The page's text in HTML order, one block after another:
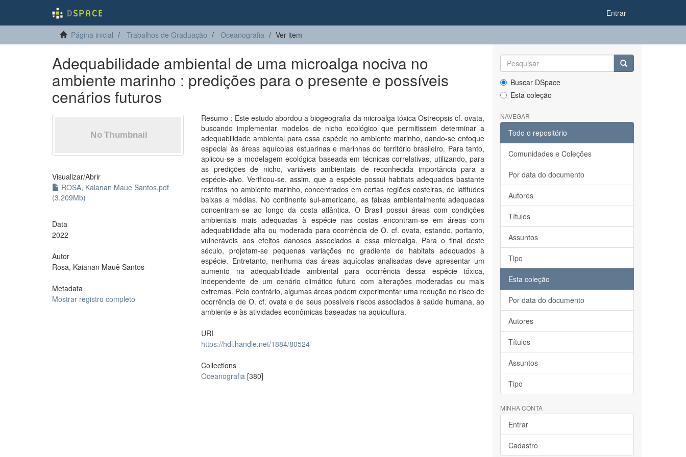
Entrar
Página inicial Trabalhos de Graduação Oceanografia Ver item
Adequabilidade ambiental de uma microalga nociva no
ambiente marinho : predições para o presente e possíveis
cenários futuros
Visualizar/Abrir
ROSA, Kaianan Maue Santos.pdf
(3.209Mb)
Data
2022
Autor
Rosa, Kaianan Mauê Santos
Metadata
Mostrar registro completo
Resumo : Este estudo abordou a biogeografia da microalga tóxica Ostreopsis cf. ovata,
buscando implementar modelos de nicho ecológico que permitissem determinar a
adequabilidade ambiental para essa espécie no ambiente marinho, dando-se enfoque
especial às áreas aquícolas estuarinas e marinhas do território brasileiro. Para tanto,
aplicou-se a modelagem ecológica baseada em técnicas correlativas, utilizando, para
as predições de nicho, variáveis ambientais de reconhecida importância para a
espécie-alvo. Verificou-se, assim, que a espécie possui habitats adequados bastante
restritos no ambiente marinho, concentrados em certas regiões costeiras, de latitudes
baixas a médias. No continente sul-americano, as faixas ambientalmente adequadas
concentram-se ao longo da costa atlântica. O Brasil possui áreas com condições
ambientais mais adequadas à espécie nas costas encontram-se em áreas com
adequabilidade alta ou moderada para ocorrência de O. cf. ovata, estando, portanto,
vulneráveis aos efeitos danosos associados a essa microalga. Para o final deste
século, projetam-se pequenas variações no gradiente de habitats adequados à
espécie. Entretanto, nenhuma das áreas aquícolas analisadas deve apresentar um
aumento na adequabilidade ambiental para ocorrência dessa espécie tóxica,
independente de um cenário climático futuro com alterações moderadas ou mais
extremas. Pelo contrário, algumas áreas podem experimentar uma redução no risco de
ocorrência de O. cf. ovata e de seus possíveis riscos associados à saúde humana, ao
ambiente e às atividades econômicas baseadas na aquicultura.
URI
https://hdl.handle.net/1884/80524
Collections
Oceanografia [380]
Buscar DSpace
Esta coleção
NAVEGAR
Todo o repositório
Comunidades e Coleções
Por data do documento
Autores
Títulos
Assuntos
Tipo
Esta coleção
Por data do documento
Autores
Títulos
Assuntos
Tipo
MINHA CONTA
Entrar
Cadastro